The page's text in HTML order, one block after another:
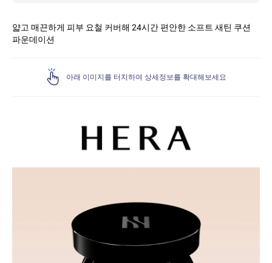
얇고 매끈하게 피부 요철 커버해 24시간 편안한 소프트 새틴 쿠션
파운데이션
아래 이미지를 터치하여 상세정보를 확대해보세요